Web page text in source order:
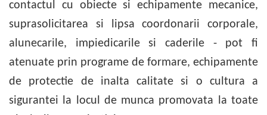
contactul cu obiecte si echipamente mecanice,
suprasolicitarea si lipsa coordonarii corporale,
alunecarile, impiedicarile si caderile - pot fi
atenuate prin programe de formare, echipamente
de protectie de inalta calitate si o cultura a
sigurantei la locul de munca promovata la toate